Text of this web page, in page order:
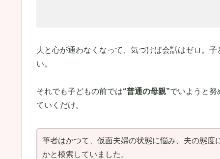
夫と心が通わなくなって、気づけば会話はゼロ。
い。
それでも子どもの前では“普通の母親”でいようと努
ていくだけ。
筆者はかつて、仮面夫婦の状態に悩み、夫の態度
かと模索していました。